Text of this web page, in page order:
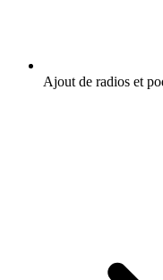
Ajout de radios et